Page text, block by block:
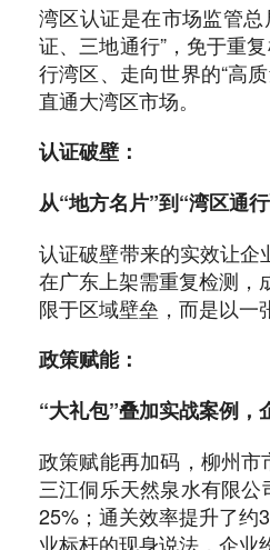
湾区认证是在市场监管
证、三地通行”，免于重
行湾区、走向世界的“高
直通大湾区市场。
认证破壁：
从“地方名片”到“湾区通
认证破壁带来的实效让企
在广东上架需重复检测，
限于区域壁垒，而是以一
政策赋能：
“大礼包”叠加实战案例，
政策赋能再加码，柳州市
三江侗乐天然泉水有限
25%；通关效率提升了约
业标杆的现身说法，企业